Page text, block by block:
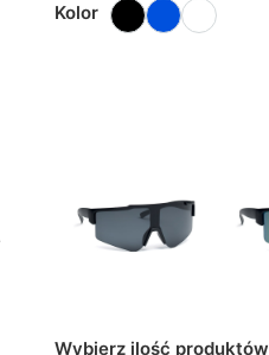
Kolor
Wybierz ilość produktów